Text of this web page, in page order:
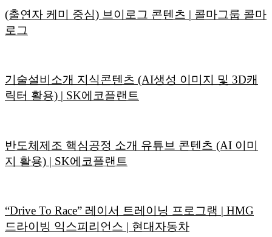
(출연자 케미 중심) 브이로그 콘텐츠 | 콜마그룹 콜마
로그
기술설비소개 지식콘텐츠 (AI생성 이미지 및 3D캐
릭터 활용) | SK에코플랜트
반도체제조 핵심공정 소개 유튜브 콘텐츠 (AI 이미
지 활용) | SK에코플랜트
“Drive To Race” 레이서 트레이닝 프로그램 | HMG
드라이빙 익스피리언스 | 현대자동차